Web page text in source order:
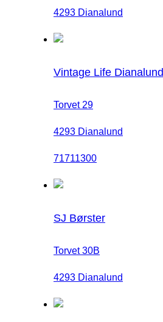
4293 Dianalund
Vintage Life Dianalund
Torvet 29
4293 Dianalund
71711300
SJ Børster
Torvet 30B
4293 Dianalund